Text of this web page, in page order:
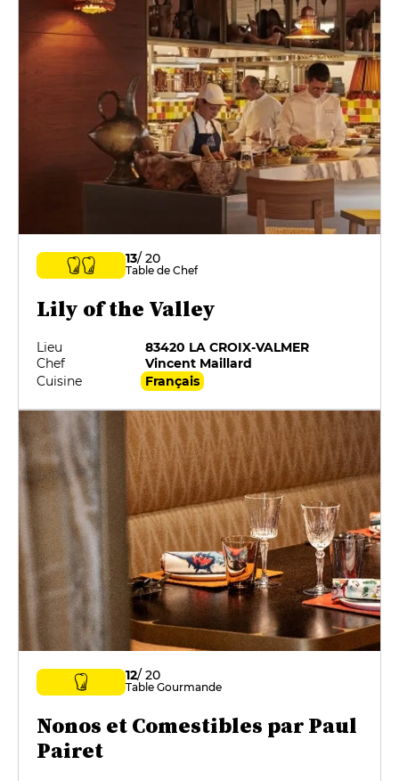
13/ 20
Table de Chef
Lily of the Valley
Lieu
83420 LA CROIX-VALMER
Chef
Vincent Maillard
Cuisine
Français
12/ 20
Table Gourmande
Nonos et Comestibles par Paul
Pairet